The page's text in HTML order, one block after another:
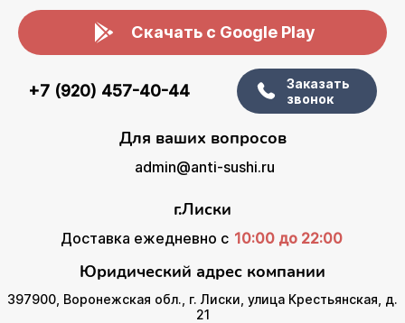
Скачать с Google Play
+7 (920) 457-40-44
Заказать
звонок
Для ваших вопросов
admin@anti-sushi.ru
г.Лиски
Доставка ежедневно с 10:00 до 22:00
Юридический адрес компании
397900, Воронежская обл., г. Лиски, улица Крестьянская, д.
21